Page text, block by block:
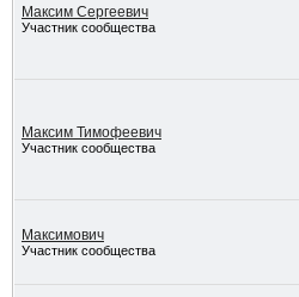
Максим Сергеевич
Участник сообщества
Максим Тимофеевич
Участник сообщества
Максимович
Участник сообщества